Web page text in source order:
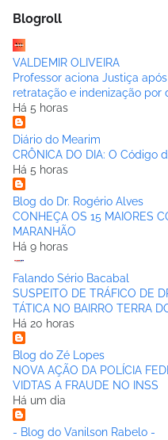
Blogroll
VALDEMIR OLIVEIRA
Professor aciona Justiça
retratação e indenização por
Há 5 horas
Diário do Mearim
CRÔNICA DO DIA: O Código
Há 5 horas
Blog do Dr. Rogério Alves
CONHEÇA OS 15 MAIORES
MARANHÃO
Há 9 horas
Falando Sério Bacabal
SUSPEITO DE TRÁFICO DE
TÁTICA NO BAIRRO TERRA
Há 20 horas
Blog do Zé Lopes
NOVA AÇÃO DA POLÍCIA
VIDTAS A FRAUDE NO INSS
Há um dia
- Blog do Vanilson Rabelo -